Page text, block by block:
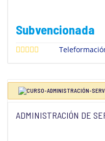
Subvencionada
ADMINISTRACIÓN DE